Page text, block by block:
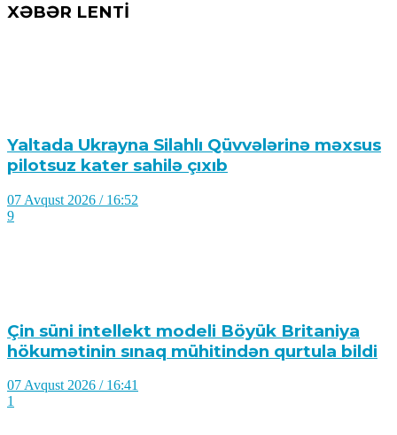
XƏBƏR LENTİ
Yaltada Ukrayna Silahlı Qüvvələrinə məxsus
pilotsuz kater sahilə çıxıb
07 Avqust 2026 / 16:52
9
Çin süni intellekt modeli Böyük Britaniya
hökumətinin sınaq mühitindən qurtula bildi
07 Avqust 2026 / 16:41
1